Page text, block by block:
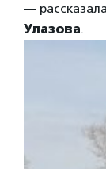
—
Улазова.